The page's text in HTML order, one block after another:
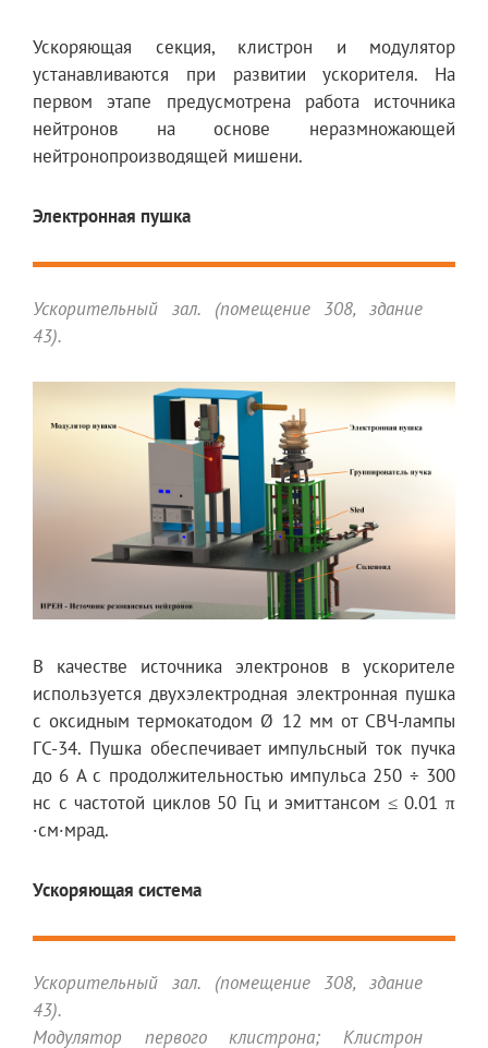
Ускоряющая секция, клистрон и модулятор
устанавливаются при развитии ускорителя. На
первом этапе предусмотрена работа источника
нейтронов на основе неразмножающей
нейтронопроизводящей мишени.
Электронная пушка
Ускорительный зал. (помещение 308, здание
43).
В качестве источника электронов в ускорителе
используется двухэлектродная электронная пушка
с оксидным термокатодом Ø 12 мм от СВЧ-лампы
ГС-34. Пушка обеспечивает импульсный ток пучка
до 6 A с продолжительностью импульса 250 ÷ 300
нс с частотой циклов 50 Гц и эмиттансом ≤ 0.01 π
·cм·мрад.
Ускоряющая система
Ускорительный зал. (помещение 308, здание
43).
Модулятор первого клистрона; Клистрон